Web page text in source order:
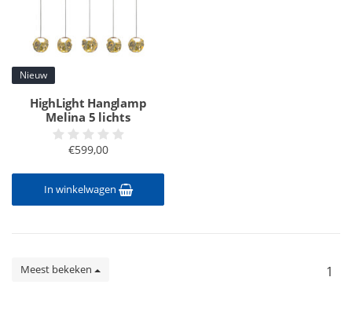
Nieuw
HighLight Hanglamp
Melina 5 lichts
€599,00
In winkelwagen
Meest bekeken 1